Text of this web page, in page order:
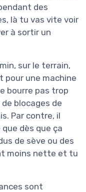
des
là tu vas vite voir
à sortir un
sur le terrain,
pour une machine
bourre pas trop
blocages de
Par contre, il
dès que ça
de sève ou des
moins nette et tu
sont